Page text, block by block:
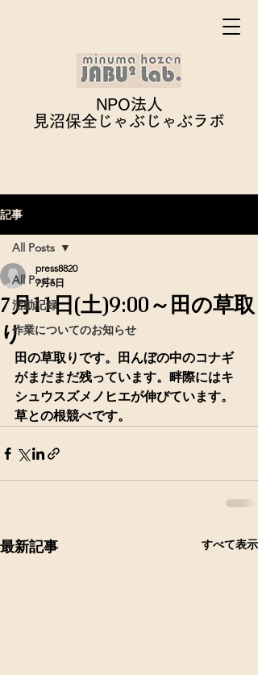
NPO法人
見沼保全じゃぶじゃぶラボ
記事
All Posts
活動記録
作業についてのお知らせ
All Posts
7月11日(土)9:00～田の草取
り
press8820
7月6日
田の草取りです。田んぼの中のコナギ
がまだまだ残っています。畔際にはキ
シュウスズメノヒエが伸びています。
草との根競べです。
最新記事 すべて表示